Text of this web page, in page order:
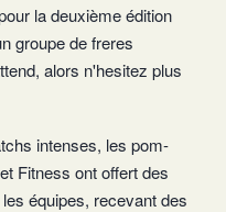
la deuxième édition
groupe de freres
alors n'hesitez plus
intenses, les pom-
Fitness ont offert des
équipes, recevant des